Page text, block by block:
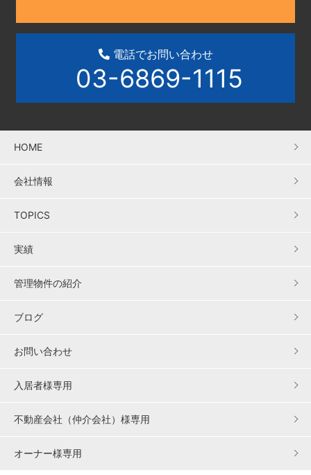
電話でお問い合わせ
03-6869-1115
HOME
会社情報
TOPICS
実績
管理物件の紹介
ブログ
お問い合わせ
入居者様専用
不動産会社（仲介会社）様専用
オーナー様専用